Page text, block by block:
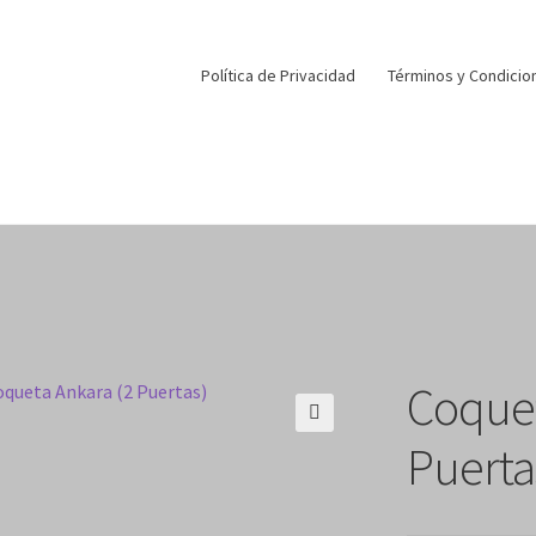
Política de Privacidad Términos y